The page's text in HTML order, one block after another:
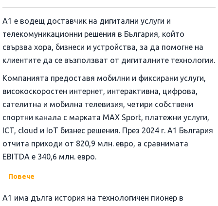
А1 е водещ доставчик на дигитални услуги и
телекомуникационни решения в България, който
свързва хора, бизнеси и устройства, за да помогне на
клиентите да се възползват от дигиталните технологии.
Компанията предоставя мобилни и фиксирани услуги,
високоскоростен интернет, интерактивна, цифрова,
сателитна и мобилна телевизия, четири собствени
спортни канала с марката MAX Sport, платежни услуги,
ICT, cloud и IoT бизнес решения. През 2024 г. A1 България
отчита приходи от 820,9 млн. евро, а сравнимата
EBITDA e 340,6 млн. евро.
Повече
А1 има дълга история на технологичен пионер в